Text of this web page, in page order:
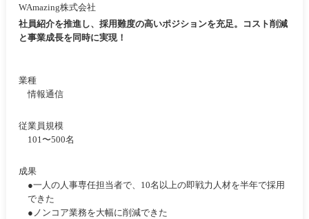
WAmazing株式会社
社員紹介を推進し、採用難度の高いポジションを充足。コスト削減
と事業成長を同時に実現！
業種
情報通信
従業員規模
101〜500名
成果
●一人の人事専任担当者で、10名以上の即戦力人材を半年で採用
できた
●ノンコア業務を大幅に削減できた